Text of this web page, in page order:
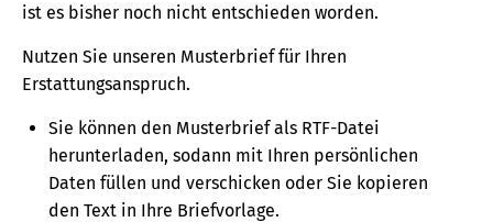
ist es bisher noch nicht entschieden worden.
Nutzen Sie unseren Musterbrief für Ihren
Erstattungsanspruch.
Sie können den Musterbrief als RTF-Datei
herunterladen, sodann mit Ihren persönlichen
Daten füllen und verschicken oder Sie kopieren
den Text in Ihre Briefvorlage.